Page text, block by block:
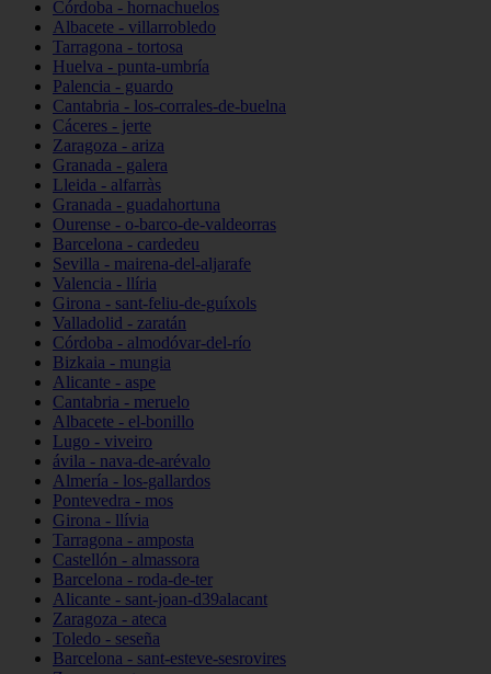
Córdoba - hornachuelos
Albacete - villarrobledo
Tarragona - tortosa
Huelva - punta-umbría
Palencia - guardo
Cantabria - los-corrales-de-buelna
Cáceres - jerte
Zaragoza - ariza
Granada - galera
Lleida - alfarràs
Granada - guadahortuna
Ourense - o-barco-de-valdeorras
Barcelona - cardedeu
Sevilla - mairena-del-aljarafe
Valencia - llíria
Girona - sant-feliu-de-guíxols
Valladolid - zaratán
Córdoba - almodóvar-del-río
Bizkaia - mungia
Alicante - aspe
Cantabria - meruelo
Albacete - el-bonillo
Lugo - viveiro
ávila - nava-de-arévalo
Almería - los-gallardos
Pontevedra - mos
Girona - llívia
Tarragona - amposta
Castellón - almassora
Barcelona - roda-de-ter
Alicante - sant-joan-d39alacant
Zaragoza - ateca
Toledo - seseña
Barcelona - sant-esteve-sesrovires